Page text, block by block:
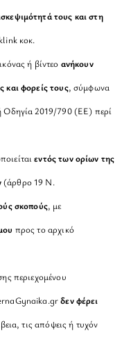
τους και στη
κοκ.
ή βίντεο ανήκουν
και φορείς τους, σύμφωνα
Οδηγία 2019/790 (ΕΕ) περί
εντός των ορίων της
(άρθρο 19 Ν.
σκοπούς, με
προς το αρχικό
περιεχομένου
δεν φέρει
τις απόψεις ή τυχόν